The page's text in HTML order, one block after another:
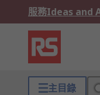
服務Ideas and
主目錄